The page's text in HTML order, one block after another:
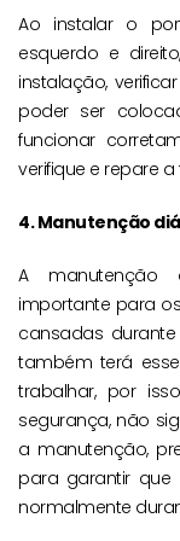
Ao instalar o
esquerdo e
instalação,
poder ser
funcionar
verifique e repare
4. Manutenção
A manutenção
importante para
cansadas
também terá
trabalhar, por
segurança, não
a manutenção,
para garantir
normalmente